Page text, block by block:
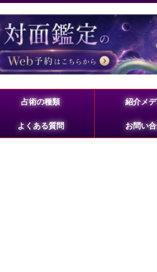
占術の種類 紹介メ
よくある質問 お問い